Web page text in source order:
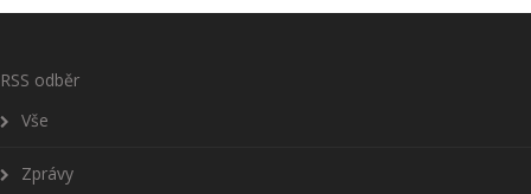
RSS odběr
Vše
Zprávy